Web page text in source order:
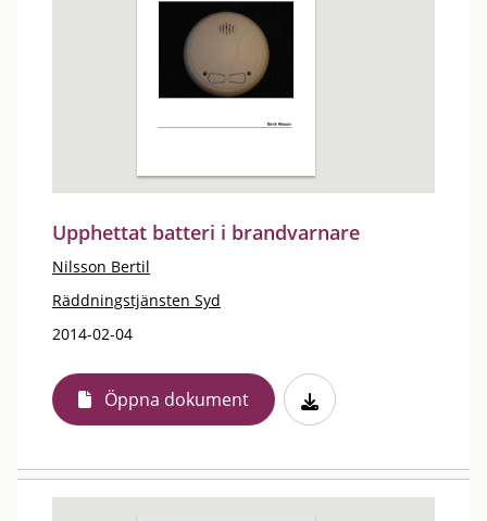
Upphettat batteri i brandvarnare
Nilsson Bertil
Räddningstjänsten Syd
2014-02-04
Öppna dokument